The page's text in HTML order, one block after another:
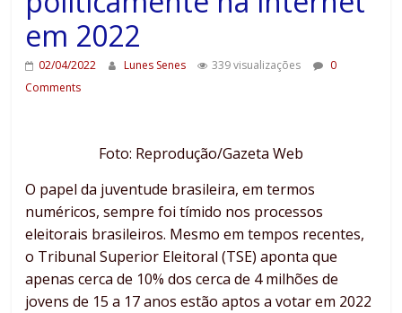
em 2022
02/04/2022 Lunes Senes 339 visualizações
0
Comments
Foto: Reprodução/Gazeta Web
O papel da juventude brasileira, em termos
numéricos, sempre foi tímido nos processos
eleitorais brasileiros. Mesmo em tempos recentes,
o Tribunal Superior Eleitoral (TSE) aponta que
apenas cerca de 10% dos cerca de 4 milhões de
jovens de 15 a 17 anos estão aptos a votar em 2022